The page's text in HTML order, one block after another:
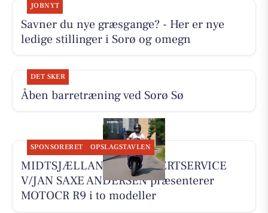
JOBNYT
Savner du nye græsgange? - Her er nye
ledige stillinger i Sorø og omegn
DET SKER
Åben barretræning ved Sorø Sø
SPONSORERET OPSLAGSTAVLEN
MIDTSJÆLLANDS KNALLERTSERVICE
V/JAN SAXE ANDERSEN præsenterer
MOTOCR R9 i to modeller